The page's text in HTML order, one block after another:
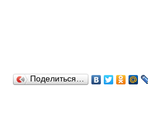
Поделиться…